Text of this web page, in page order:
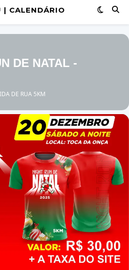
| CALENDÁRIO
DE NATAL -
DE RUA 5KM